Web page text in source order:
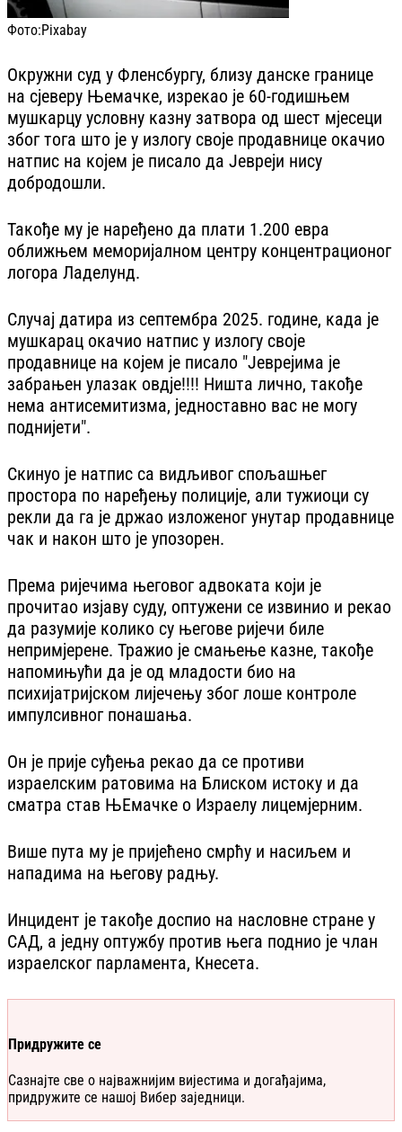
Фото:Pixabay
Окружни суд у Фленсбургу, близу данске границе
на сјеверу Њемачке, изрекао је 60-годишњем
мушкарцу условну казну затвора од шест мјесеци
због тога што је у излогу своје продавнице окачио
натпис на којем је писало да Јевреји нису
добродошли.
Такође му је наређено да плати 1.200 евра
оближњем меморијалном центру концентрационог
логора Ладелунд.
Случај датира из септембра 2025. године, када је
мушкарац окачио натпис у излогу своје
продавнице на којем је писало "Јеврејима је
забрањен улазак овдје!!!! Ништа лично, такође
нема антисемитизма, једноставно вас не могу
поднијети".
Скинуо је натпис са видљивог спољашњег
простора по наређењу полиције, али тужиоци су
рекли да га је држао изложеног унутар продавнице
чак и након што је упозорен.
Према ријечима његовог адвоката који је
прочитао изјаву суду, оптужени се извинио и рекао
да разумије колико су његове ријечи биле
непримјерене. Тражио је смањење казне, такође
напомињући да је од младости био на
психијатријском лијечењу због лоше контроле
импулсивног понашања.
Он је прије суђења рекао да се противи
израелским ратовима на Блиском истоку и да
сматра став ЊЕмачке о Израелу лицемјерним.
Више пута му је пријећено смрћу и насиљем и
нападима на његову радњу.
Инцидент је такође доспио на насловне стране у
САД, а једну оптужбу против њега поднио је члан
израелског парламента, Кнесета.
Придружите се
Сазнајте све о најважнијим вијестима и догађајима,
придружите се нашој Вибер заједници.